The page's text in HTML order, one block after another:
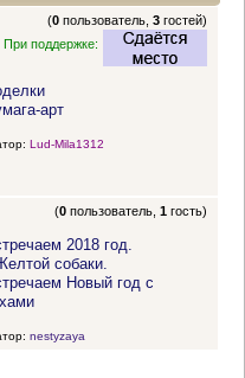
(0 пользователь,3 гостей)
При поддержке:
арт
Lud-Mila1312
(0 пользователь,1 гость)
2018 год.
собаки.
Новый год с
nestyzaya